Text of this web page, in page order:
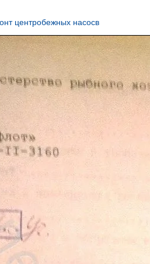
центробежных насосв